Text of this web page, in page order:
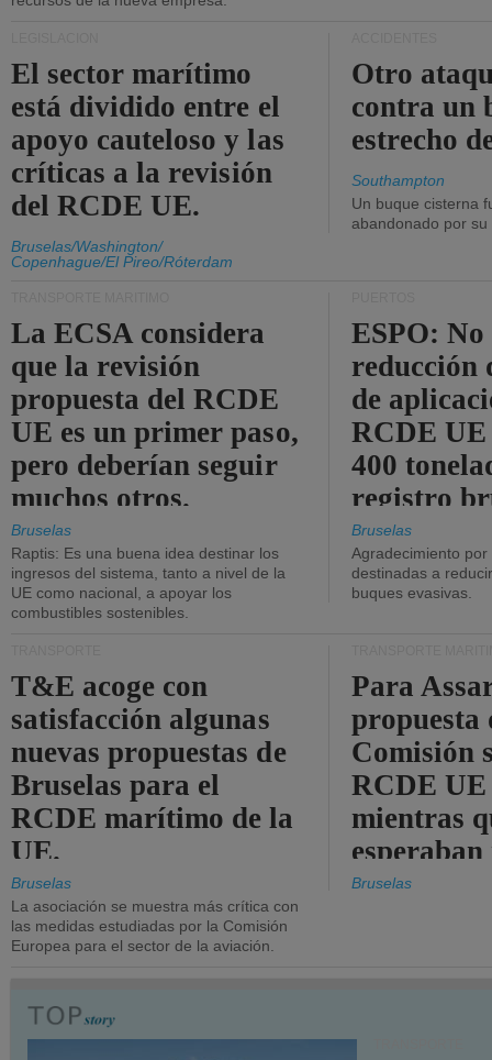
El sector marítimo
está dividido entre el
apoyo cauteloso y las
críticas a la revisión
del RCDE UE.
Bruselas/Washington/
Copenhague/El Pireo/Róterdam
Otro
contra un
estrecho
Southampton
Un buque cisterna
abandonado por su
La ECSA considera
que la revisión
propuesta del RCDE
UE es un primer paso,
pero deberían seguir
muchos otros.
Bruselas
Raptis: Es una buena idea destinar los
ingresos del sistema, tanto a nivel de la
UE como nacional, a apoyar los
combustibles sostenibles.
ESPO: No
reducción
de
RCDE UE
400
registro
Bruselas
Agradecimiento
destinadas a
buques evasivas.
T&E acoge con
satisfacción algunas
nuevas propuestas de
Bruselas para el
RCDE marítimo de la
UE.
Bruselas
La asociación se muestra más crítica con
las medidas estudiadas por la Comisión
Europea para el sector de la aviación.
Para
propuesta
Comisión
RCDE
mientras
más
Bruselas